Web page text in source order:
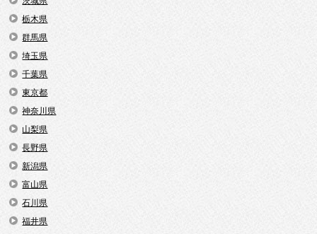
栃木県
群馬県
埼玉県
千葉県
東京都
神奈川県
山梨県
長野県
新潟県
富山県
石川県
福井県